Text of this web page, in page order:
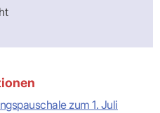
zum 1. Juli